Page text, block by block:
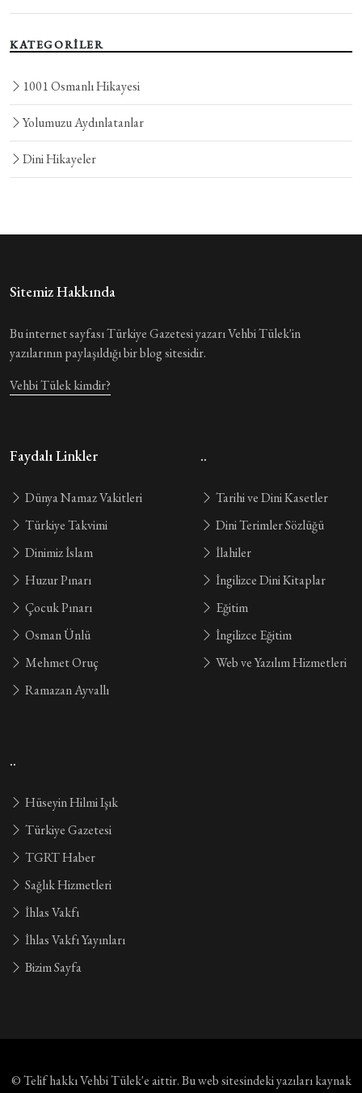
KATEGORİLER
1001 Osmanlı Hikayesi
Yolumuzu Aydınlatanlar
Dini Hikayeler
Sitemiz Hakkında
Bu internet sayfası Türkiye Gazetesi yazarı Vehbi Tülek'in
yazılarının paylaşıldığı bir blog sitesidir.
Vehbi Tülek kimdir?
Faydalı Linkler
Dünya Namaz Vakitleri
Türkiye Takvimi
Dinimiz İslam
Huzur Pınarı
Çocuk Pınarı
Osman Ünlü
Mehmet Oruç
Ramazan Ayvallı
..
Tarihi ve Dini Kasetler
Dini Terimler Sözlüğü
İlahiler
İngilizce Dini Kitaplar
Eğitim
İngilizce Eğitim
Web ve Yazılım Hizmetleri
..
Hüseyin Hilmi Işık
Türkiye Gazetesi
TGRT Haber
Sağlık Hizmetleri
İhlas Vakfı
İhlas Vakfı Yayınları
Bizim Sayfa
© Telif hakkıVehbi Tülek'e aittir. Bu web sitesindeki yazıları kaynak